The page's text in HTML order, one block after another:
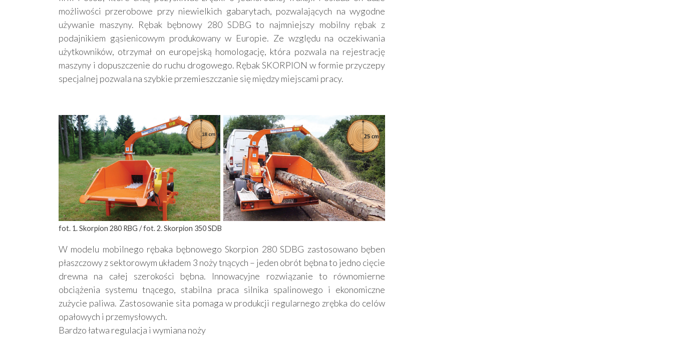
możliwości przerobowe przy niewielkich gabarytach, pozwalających na wygodne
używanie maszyny. Rębak bębnowy 280 SDBG to najmniejszy mobilny rębak z
podajnikiem gąsienicowym produkowany w Europie. Ze względu na oczekiwania
użytkowników, otrzymał on europejską homologację, która pozwala na rejestrację
maszyny i dopuszczenie do ruchu drogowego. Rębak SKORPION w formie przyczepy
specjalnej pozwala na szybkie przemieszczanie się między miejscami pracy.
fot. 1. Skorpion 280 RBG / fot. 2. Skorpion 350 SDB
W modelu mobilnego rębaka bębnowego Skorpion 280 SDBG zastosowano bęben
płaszczowy z sektorowym układem 3 noży tnących – jeden obrót bębna to jedno cięcie
drewna na całej szerokości bębna. Innowacyjne rozwiązanie to równomierne
obciążenia systemu tnącego, stabilna praca silnika spalinowego i ekonomiczne
zużycie paliwa. Zastosowanie sita pomaga w produkcji regularnego zrębka do celów
opałowych i przemysłowych.
Bardzo łatwa regulacja i wymiana noży